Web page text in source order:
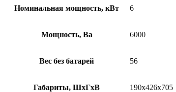
Номинальная мощность, кВт 6
Мощность, Ва 6000
Вес без батарей 56
Габариты, ШхГхВ 190x426x705